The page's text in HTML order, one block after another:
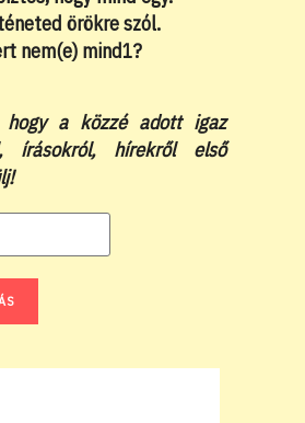
örökre szól.
nem(e) mind1?
a közzé adott igaz
írásokról, hírekről első